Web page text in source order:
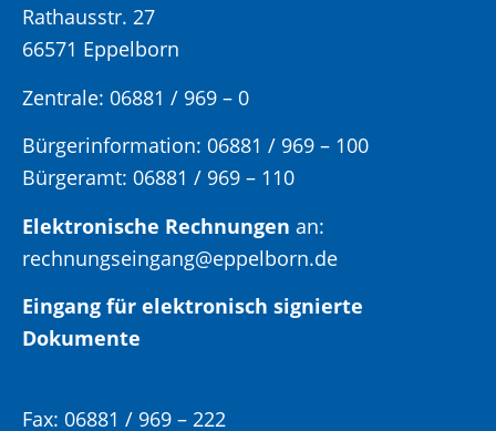
Rathausstr. 27
66571 Eppelborn
Zentrale: 06881 / 969 – 0
Bürgerinformation: 06881 / 969 – 100
Bürgeramt: 06881 / 969 – 110
Elektronische Rechnungen an:
rechnungseingang@eppelborn.de
Eingang für elektronisch signierte
Dokumente
Fax: 06881 / 969 – 222